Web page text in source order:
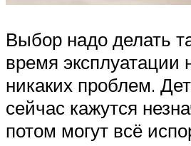
Выбор надо делать
время эксплуатации
никаких проблем.
сейчас кажутся
потом могут всё